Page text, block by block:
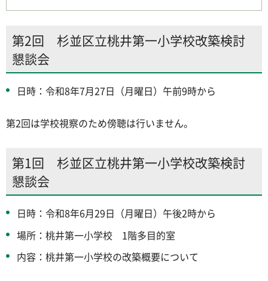
第2回 杉並区立桃井第一小学校改築検討
懇談会
日時：令和8年7月27日（月曜日）午前9時から
第2回は学校視察のため傍聴は行いません。
第1回 杉並区立桃井第一小学校改築検討
懇談会
日時：令和8年6月29日（月曜日）午後2時から
場所：桃井第一小学校 1階多目的室
内容：桃井第一小学校の改築概要について